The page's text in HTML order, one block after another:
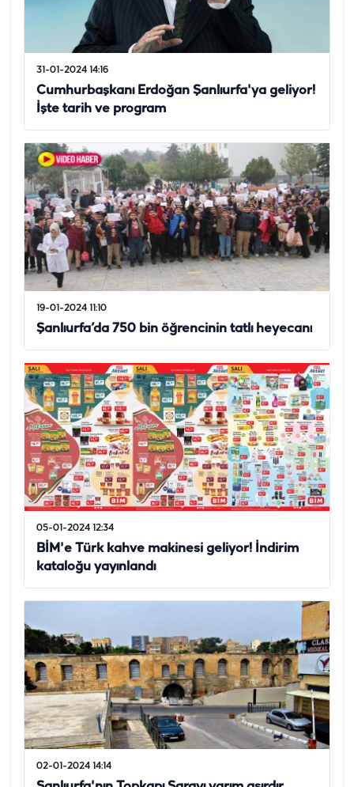
31-01-2024 14:16
Cumhurbaşkanı Erdoğan Şanlıurfa'ya geliyor!
İşte tarih ve program
19-01-2024 11:10
Şanlıurfa’da 750 bin öğrencinin tatlı heyecanı
05-01-2024 12:34
BİM'e Türk kahve makinesi geliyor! İndirim
kataloğu yayınlandı
02-01-2024 14:14